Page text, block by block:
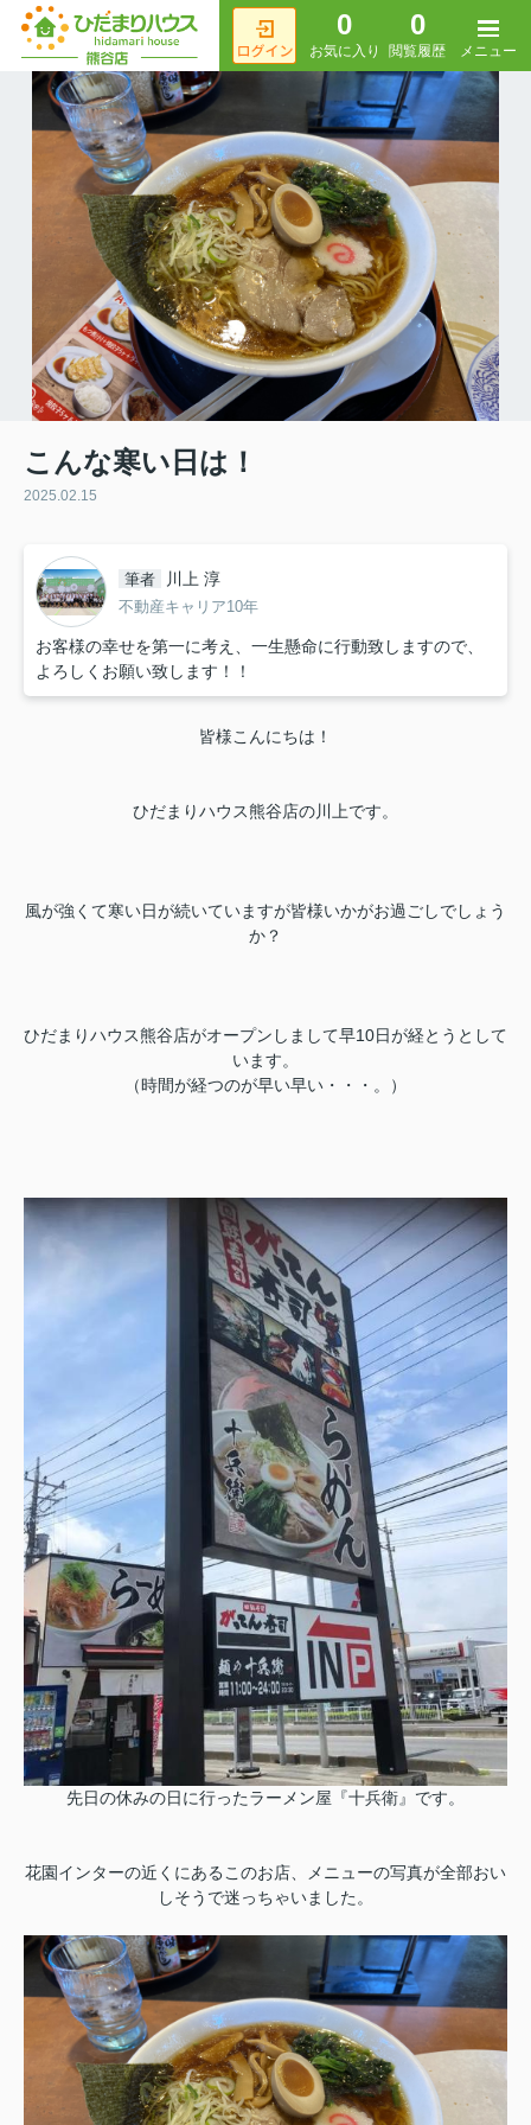
0
お気に入り
0
閲覧履歴 メニュー
こんな寒い日は！
2025.02.15
筆者 川上 淳
不動産キャリア10年
お客様の幸せを第一に考え、一生懸命に行動致しますので、
よろしくお願い致します！！
皆様こんにちは！
ひだまりハウス熊谷店の川上です。
風が強くて寒い日が続いていますが皆様いかがお過ごしでしょう
か？
ひだまりハウス熊谷店がオープンしまして早10日が経とうとして
います。
（時間が経つのが早い早い・・・。）
先日の休みの日に行ったラーメン屋『十兵衛』です。
花園インターの近くにあるこのお店、メニューの写真が全部おい
しそうで迷っちゃいました。